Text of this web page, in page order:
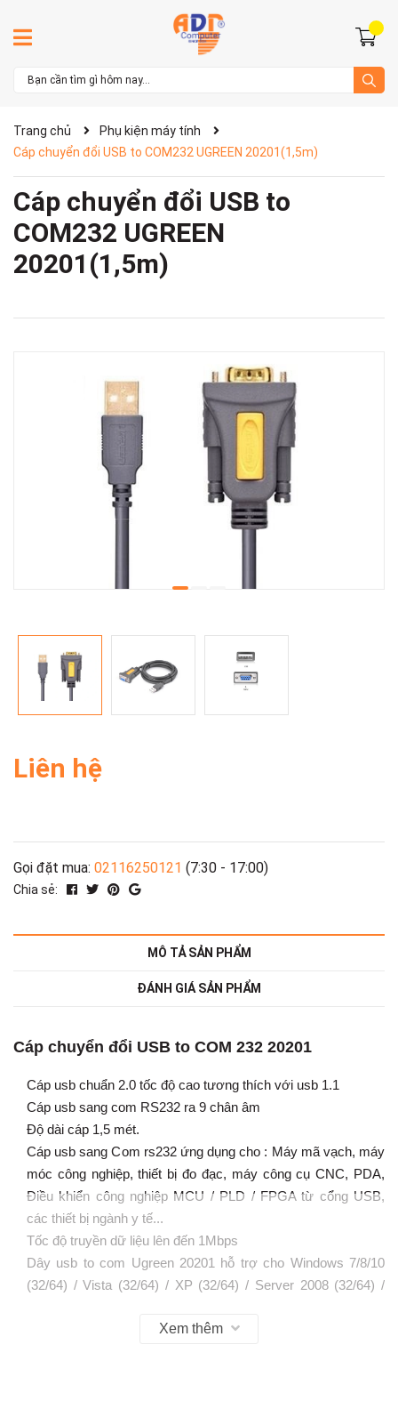
Trang chủ
Phụ kiện máy tính
Cáp chuyển đổi USB to COM232 UGREEN 20201(1,5m)
Cáp chuyển đổi USB to
COM232 UGREEN
20201(1,5m)
Liên hệ
Gọi đặt mua: 02116250121 (7:30 - 17:00)
Chia sẻ:
MÔ TẢ SẢN PHẨM
ĐÁNH GIÁ SẢN PHẨM
Cáp chuyển đổi USB to COM 232 20201
Cáp usb chuẩn 2.0 tốc độ cao tương thích với usb 1.1
Cáp usb sang com RS232 ra 9 chân âm
Độ dài cáp 1,5 mét.
Cáp usb sang Com rs232 ứng dụng cho : Máy mã vạch, máy
móc công nghiệp, thiết bị đo đạc, máy công cụ CNC, PDA,
Điều khiển công nghiệp MCU / PLD / FPGA từ cổng USB,
các thiết bị ngành y tế...
Tốc độ truyền dữ liệu lên đến 1Mbps
Dây usb to com Ugreen 20201 hỗ trợ cho Windows 7/8/10
(32/64) / Vista (32/64) / XP (32/64) / Server 2008 (32/64) /
Xem thêm